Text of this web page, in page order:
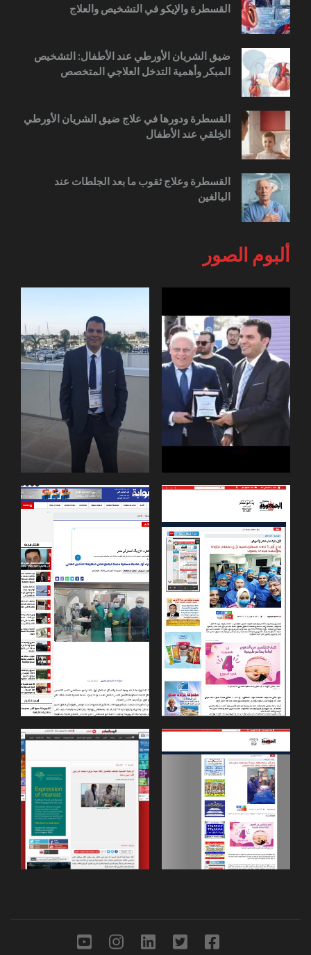
القسطرة والإيكو في التشخيص والعلاج
ضيق الشريان الأورطي عند الأطفال: التشخيص
المبكر وأهمية التدخل العلاجي المتخصص
القسطرة ودورها في علاج ضيق الشريان الأورطي
الخِلقي عند الأطفال
القسطرة وعلاج ثقوب ما بعد الجلطات عند
البالغين
ألبوم الصور